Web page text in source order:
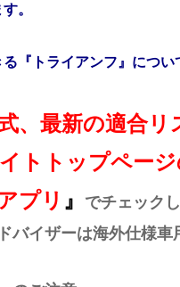
。
『トライアンフ』につい
、最新の適合リ
トトップペー
プリ 』
でチェック
バイザーは海外仕様車